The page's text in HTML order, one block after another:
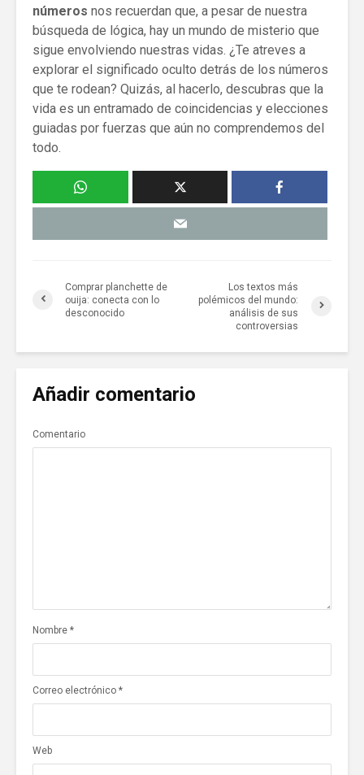
números nos recuerdan que, a pesar de nuestra
búsqueda de lógica, hay un mundo de misterio que
sigue envolviendo nuestras vidas. ¿Te atreves a
explorar el significado oculto detrás de los números
que te rodean? Quizás, al hacerlo, descubras que la
vida es un entramado de coincidencias y elecciones
guiadas por fuerzas que aún no comprendemos del
todo.
Comprar planchette de
ouija: conecta con lo
desconocido
Los textos más
polémicos del mundo:
análisis de sus
controversias
Añadir comentario
Comentario
Nombre *
Correo electrónico *
Web